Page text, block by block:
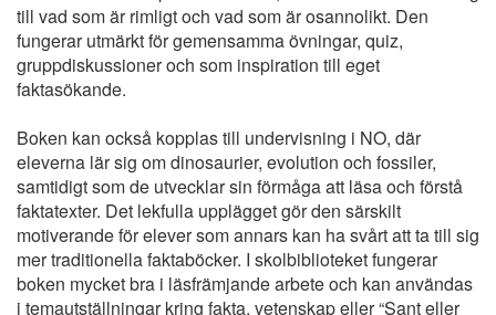
till vad som är rimligt och vad som är osannolikt. Den
fungerar utmärkt för gemensamma övningar, quiz,
gruppdiskussioner och som inspiration till eget
faktasökande.
Boken kan också kopplas till undervisning i NO, där
eleverna lär sig om dinosaurier, evolution och fossiler,
samtidigt som de utvecklar sin förmåga att läsa och förstå
faktatexter. Det lekfulla upplägget gör den särskilt
motiverande för elever som annars kan ha svårt att ta till sig
mer traditionella faktaböcker. I skolbiblioteket fungerar
boken mycket bra i läsfrämjande arbete och kan användas
i temautställningar kring fakta, vetenskap eller “Sant eller